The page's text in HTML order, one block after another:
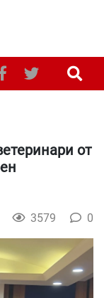
от
3579 0